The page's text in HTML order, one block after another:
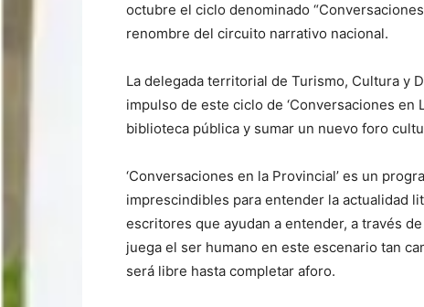
octubre el ciclo denominado
renombre del circuito narrativo nacional.
La delegada territorial de Turismo, Cultura y
impulso de este ciclo de ‘Conversaciones en
biblioteca pública y sumar un nuevo foro
‘Conversaciones en la Provincial’ es un
imprescindibles para entender la actualidad
escritores que ayudan a entender, a través
juega el ser humano en este escenario tan
será libre hasta completar aforo.